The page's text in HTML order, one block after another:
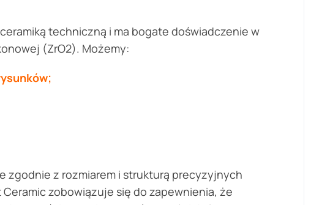
techniczną i ma bogate doświadczenie w
(ZrO2). Możemy:
zgodnie z rozmiarem i strukturą precyzyjnych
zobowiązuje się do zapewnienia, że